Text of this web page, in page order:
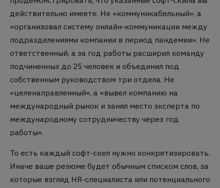
действительно имеете. Не «коммуникабельный», а
«организовал систему онлайн-коммуникации между
подразделениями компании в период пандемии». Не
ответственный, а за год работы расширил команду
подчиненных до 25 человек и объединил под
собственным руководством три отдела. Не
«целенаправленный», а «вывел компанию на
международный рынок и занял место эксперта по
международному сотрудничеству через год
работы».
То есть каждый софт-скел нужно конкретизировать.
Иначе ваше резюме будет обычным списком слов, за
которые взгляд HR-специалиста или потенциального